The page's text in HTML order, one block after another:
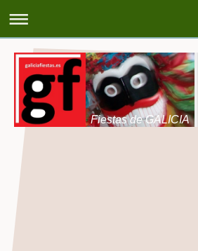
Fiestas de GALICIA